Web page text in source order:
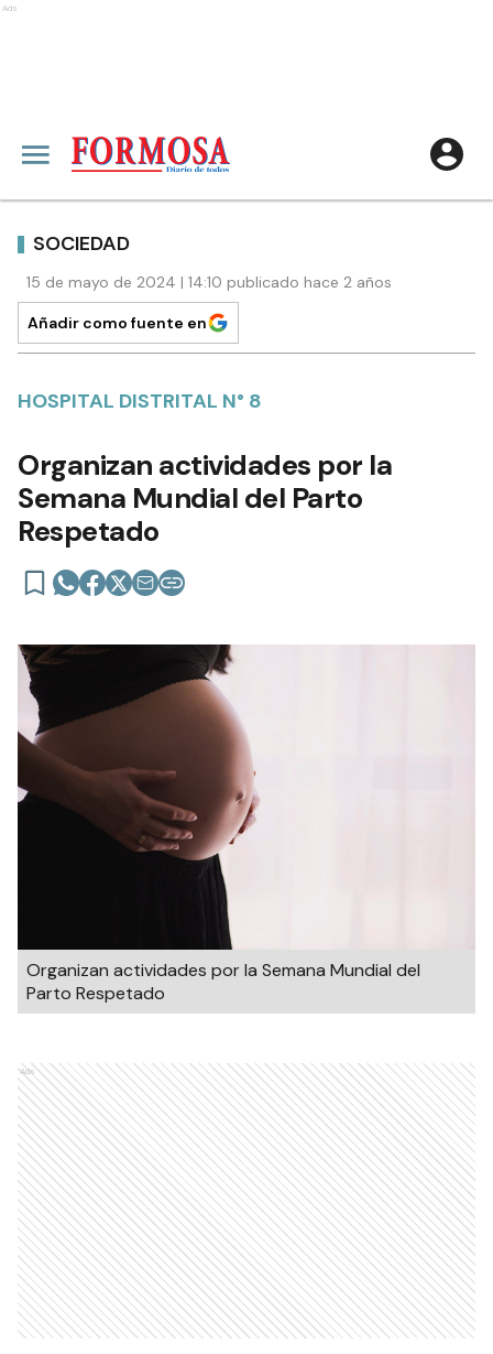
Ads
SOCIEDAD
15 de mayo de 2024 | 14:10 publicado hace 2 años
Añadir como fuente en
HOSPITAL DISTRITAL N° 8
Organizan actividades por la
Semana Mundial del Parto
Respetado
Organizan actividades por la Semana Mundial del
Parto Respetado
Ads